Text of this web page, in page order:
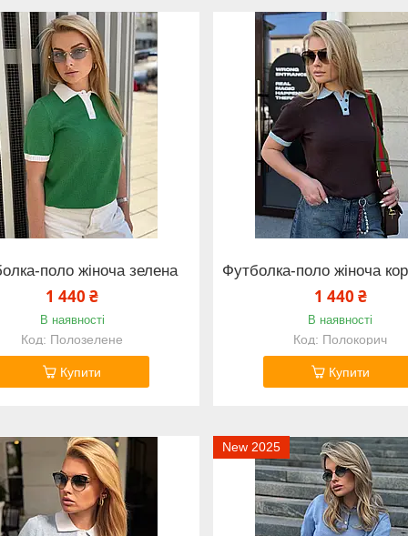
поло жіноча зелена
1 440 ₴
В наявності
Полозелене
Купити
Футболка-поло жіноча
1 440 ₴
В наявності
Полокорич
Купити
New 2025